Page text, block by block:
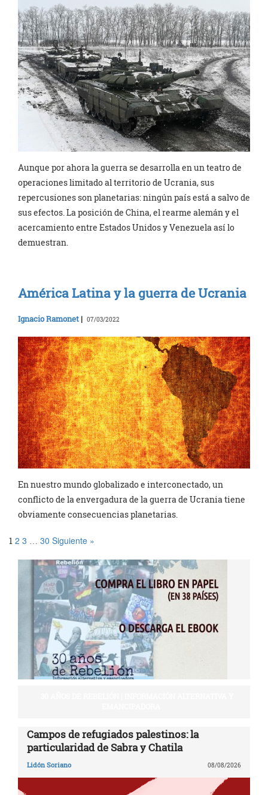
Aunque por ahora la guerra se desarrolla en un teatro de
operaciones limitado al territorio de Ucrania, sus
repercusiones son planetarias: ningún país está a salvo de
sus efectos. La posición de China, el rearme alemán y el
acercamiento entre Estados Unidos y Venezuela así lo
demuestran.
América Latina y la guerra de Ucrania
Ignacio Ramonet | 07/03/2022
En nuestro mundo globalizado e interconectado, un
conflicto de la envergadura de la guerra de Ucrania tiene
obviamente consecuencias planetarias.
1 2 3 30 Siguiente »
Campos de refugiados palestinos: la
particularidad de Sabra y Chatila
Lidón Soriano 08/08/2026